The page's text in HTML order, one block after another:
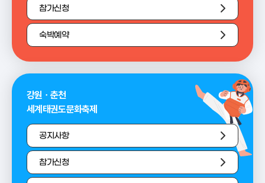
참가신청
숙박예약
강원ㆍ춘천
세계태권도문화축제
공지사항
참가신청